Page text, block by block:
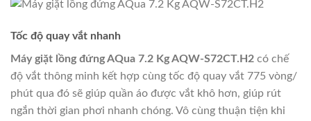
Tốc độ quay vắt nhanh
Máy giặt lồng đứng AQua 7.2 Kg AQW-S72CT.H2 có chế
độ vắt thông minh kết hợp cùng tốc độ quay vắt 775 vòng/
phút qua đó sẽ giúp quần áo được vắt khô hơn, giúp rút
ngắn thời gian phơi nhanh chóng. Vô cùng thuận tiện khi